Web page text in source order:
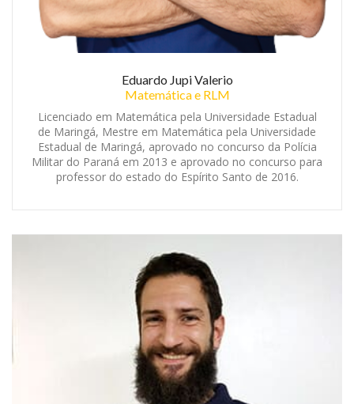
Eduardo Jupi Valerio
Matemática e RLM
Licenciado em Matemática pela Universidade Estadual
de Maringá, Mestre em Matemática pela Universidade
Estadual de Maringá, aprovado no concurso da Polícia
Militar do Paraná em 2013 e aprovado no concurso para
professor do estado do Espírito Santo de 2016.